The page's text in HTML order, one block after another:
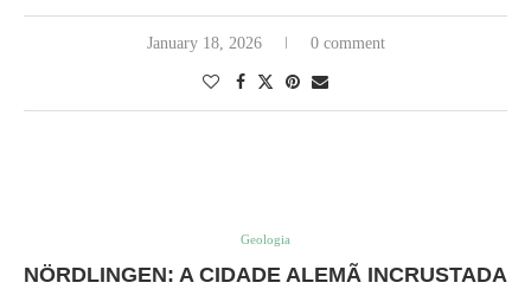
January 18, 2026 0 comment
Geologia
NÖRDLINGEN: A CIDADE ALEMÃ INCRUSTADA